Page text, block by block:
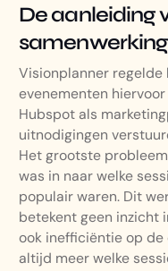
De aanleiding
samenwerking
Visionplanner
evenementen
Hubspot als
uitnodigingen
Het grootste
was in naar welke
populair waren. Dit
betekent geen inzicht
ook inefficiëntie op
altijd meer welke